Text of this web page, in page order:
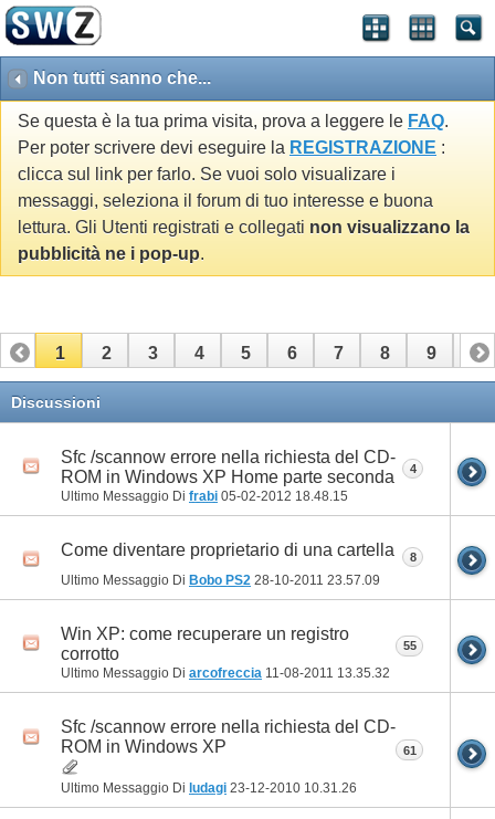
Non tutti sanno che...
Se questa è la tua prima visita, prova a leggere le FAQ.
Per poter scrivere devi eseguire la REGISTRAZIONE :
clicca sul link per farlo. Se vuoi solo visualizare i
messaggi, seleziona il forum di tuo interesse e buona
lettura. Gli Utenti registrati e collegati non visualizzano la
pubblicità ne i pop-up.
1 2 3 4 5 6 7 8 9 10
11
Discussioni
Sfc /scannow errore nella richiesta del CD-
ROM in Windows XP Home parte seconda
Ultimo Messaggio Di frabi 05-02-2012 18.48.15
4
Come diventare proprietario di una cartella
Ultimo Messaggio Di Bobo PS2 28-10-2011 23.57.09
8
Win XP: come recuperare un registro
corrotto
Ultimo Messaggio Di arcofreccia 11-08-2011 13.35.32
55
Sfc /scannow errore nella richiesta del CD-
ROM in Windows XP
Ultimo Messaggio Di ludagi 23-12-2010 10.31.26
61